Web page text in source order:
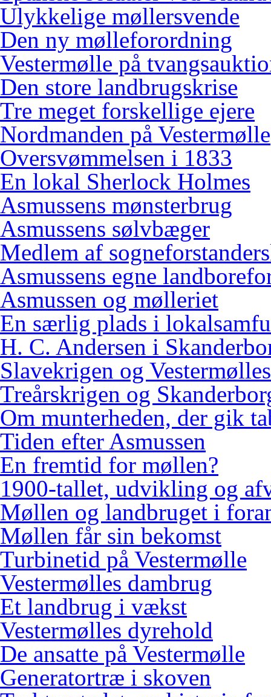
Ulykkelige møllersvende
Den ny mølleforordning
Vestermølle på
Den store landbrugskrise
Tre meget forskellige ejere
Nordmanden på Vestermølle
Oversvømmelsen i 1833
En lokal Sherlock Holmes
Asmussens mønsterbrug
Asmussens sølvbæger
Medlem af
Asmussens egne
Asmussen og mølleriet
En særlig plads i
H. C. Andersen i
Slavekrigen og
Treårskrigen og
Om munterheden, der gik
Tiden efter Asmussen
En fremtid for møllen?
1900-tallet, udvikling og
Møllen og landbruget i
Møllen får sin bekomst
Turbinetid på Vestermølle
Vestermølles dambrug
Et landbrug i vækst
Vestermølles dyrehold
De ansatte på Vestermølle
Generatortræ i skoven